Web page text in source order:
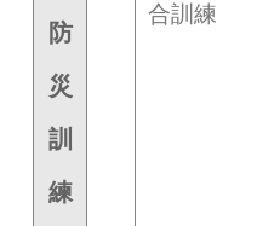
防
災
訓
練
合訓練